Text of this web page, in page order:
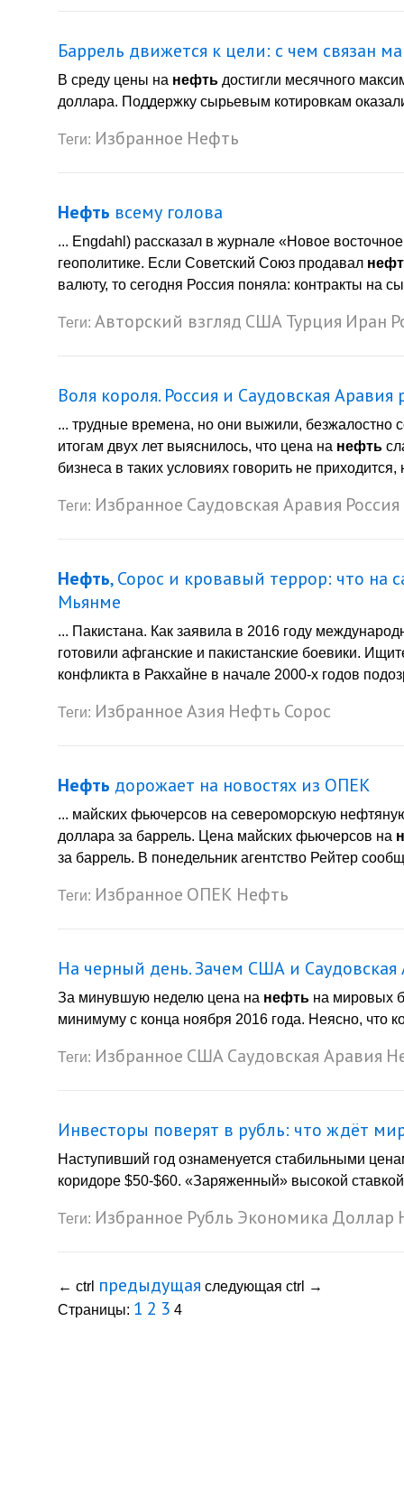
Баррель движется к цели: с чем связан
В среду цены на нефть достигли месячного
доллара. Поддержку сырьевым котировкам
Теги: Избранное Нефть
Нефть всему голова
... Engdahl) рассказал в журнале «Новое
геополитике. Если Советский Союз продавал
валюту, то сегодня Россия поняла: контракты на
Теги: Авторский взгляд СШАТурция Иран
Воля короля. Россия и Саудовская
... трудные времена, но они выжили,
итогам двух лет выяснилось, что цена на нефть
бизнеса в таких условиях говорить не
Теги: Избранное Саудовская Аравия Россия
Нефть, Сорос и кровавый террор: что на
Мьянме
... Пакистана. Как заявила в 2016 году
готовили афганские и пакистанские боевики.
конфликта в Ракхайне в начале 2000-х годов
Теги: ИзбранноеАзия Нефть Сорос
Нефть дорожает на новостях из ОПЕК
... майских фьючерсов на североморскую
доллара за баррель. Цена майских фьючерсов на
за баррель. В понедельник агентство Рейтер
Теги: Избранное ОПЕК Нефть
На черный день. Зачем США и
За минувшую неделю цена на нефть на мировых
минимуму с конца ноября 2016 года. Неясно, что
Теги: Избранное СШАСаудовская Аравия
Инвесторы поверят в рубль: что ждёт
Наступивший год ознаменуется стабильными
коридоре $50-$60. «Заряженный» высокой
Теги: Избранное Рубль Экономика Доллар
← ctrl предыдущая следующая ctrl
→
Страницы: 1 2 3 4